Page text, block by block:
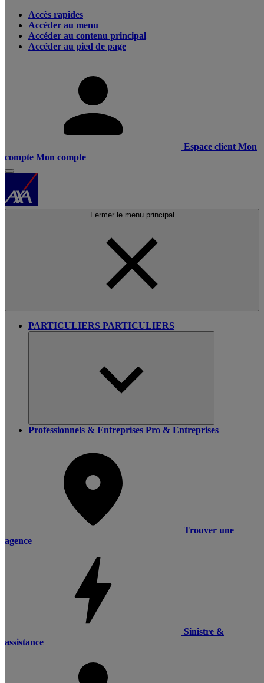
Accès rapides
Accéder au menu
Accéder au contenu principal
Accéder au pied de page
Espace client Mon
compte Mon compte
Fermer le menu principal
PARTICULIERS PARTICULIERS
Professionnels & Entreprises Pro & Entreprises
Trouver une
agence
Sinistre &
assistance